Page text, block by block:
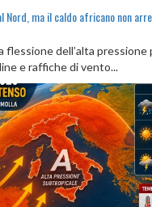
min:20º max:27º
min:28º max:29º
min:23º max:31º
min: 20º max:22º
LUN 10 MAR 11 MER 12
Nord, ma il caldo africano non
flessione dell’alta pressione
e raffiche di vento...